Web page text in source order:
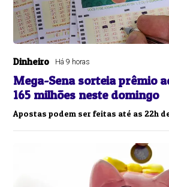
Dinheiro Há 9 horas
Mega-Sena sorteia prêmio
165 milhões neste domingo
Apostas podem ser feitas até as 22h